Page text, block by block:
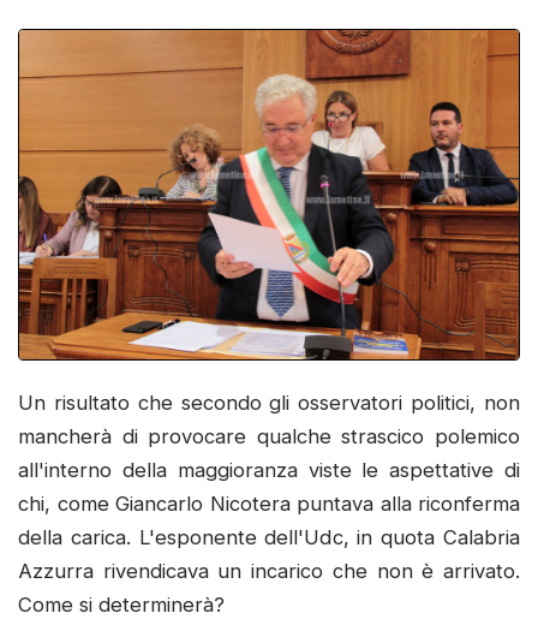
Un risultato che secondo gli osservatori politici, non
mancherà di provocare qualche strascico polemico
all'interno della maggioranza viste le aspettative di
chi, come Giancarlo Nicotera puntava alla riconferma
della carica. L'esponente dell'Udc, in quota Calabria
Azzurra rivendicava un incarico che non è arrivato.
Come si determinerà?